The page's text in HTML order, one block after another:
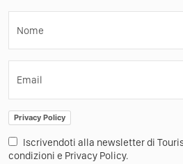
Nome
Email
Privacy Policy
Iscrivendoti alla newsletter di
condizioni e Privacy Policy.